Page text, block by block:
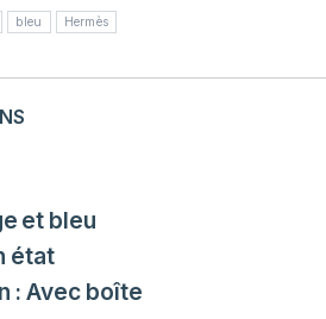
bleu Hermès
et bleu
état
: Avec boîte